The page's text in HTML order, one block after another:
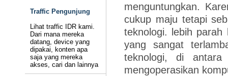
Traffic Pengunjung
Lihat traffic IDR kami.
Dari mana mereka
datang, device yang
dipakai, konten apa
saja yang mereka
akses, cari dan lainnya
menguntungkan.
cukup maju tetapi
teknologi. lebih
yang sangat
teknologi, di
mengoperasikan